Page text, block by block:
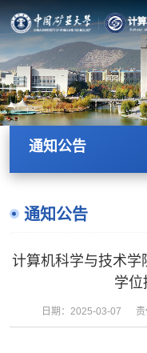
通知公告
通知公告
计算机科学与技术学
学位
日期：2025-03-07